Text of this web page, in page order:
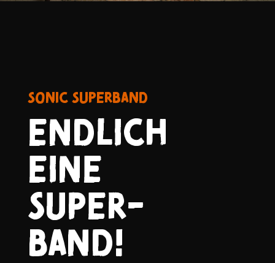
SONIC SUPERBAND
ENDLICH
EINE
SUPER-
BAND!